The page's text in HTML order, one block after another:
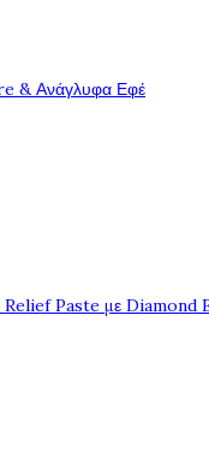
& Ανάγλυφα Εφέ
Relief Paste με Diamond